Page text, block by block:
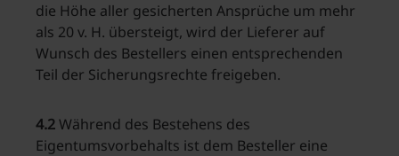
die Höhe aller gesicherten Ansprüche um mehr
als 20 v. H. übersteigt, wird der Lieferer auf
Wunsch des Bestellers einen entsprechenden
Teil der Sicherungsrechte freigeben.
4.2Während des Bestehens des
Eigentumsvorbehalts ist dem Besteller eine